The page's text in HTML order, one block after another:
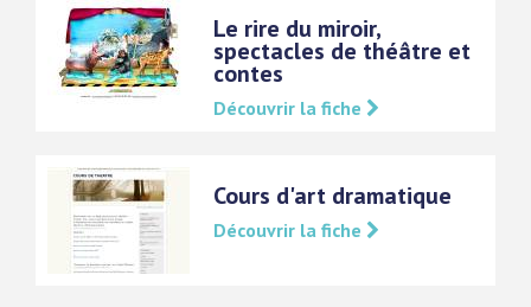
Le rire du miroir,
spectacles de théâtre et
contes
Découvrir la fiche
Cours d'art dramatique
Découvrir la fiche